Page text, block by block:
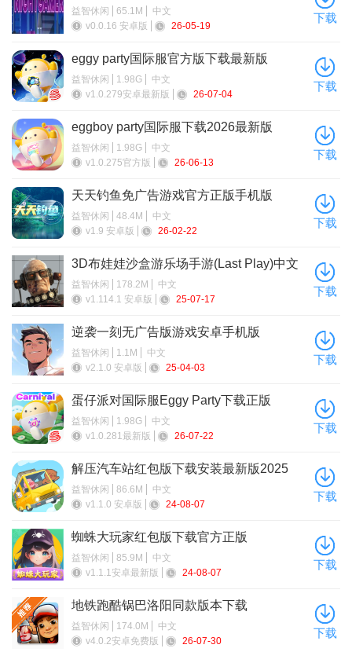
- 新成就
- 新的核弹效果
益智休闲 65.1M
中文
v0.0.16 安卓版
26-05-19
下载
eggy party国际服官方版下载最新版
益智休闲 1.98G
中文
v1.0.279安卓最新版
26-07-04
下载
eggboy party国际服下载2026最新版
益智休闲 1.98G
中文
v1.0.275官方版
26-06-13
下载
天天钓鱼免广告游戏官方正版手机版
益智休闲 48.4M
中文
v1.9 安卓版
26-02-22
下载
3D布娃娃沙盒游乐场手游(Last Play)中文
最新版
益智休闲 178.2M
中文
v1.114.1 安卓版
25-07-17
下载
逆袭一刻无广告版游戏安卓手机版
益智休闲 1.1M
中文
v2.1.0 安卓版
25-04-03
下载
蛋仔派对国际服Eggy Party下载正版
益智休闲 1.98G
中文
v1.0.281最新版
26-07-22
下载
解压汽车站红包版下载安装最新版2025
益智休闲 86.6M
中文
v1.1.0 安卓版
24-08-07
下载
蜘蛛大玩家红包版下载官方正版
益智休闲 85.9M
中文
v1.1.1安卓最新版
24-08-07
下载
地铁跑酷锅巴洛阳同款版本下载
益智休闲 174.0M
中文
v4.0.2安卓免费版
26-07-30
下载